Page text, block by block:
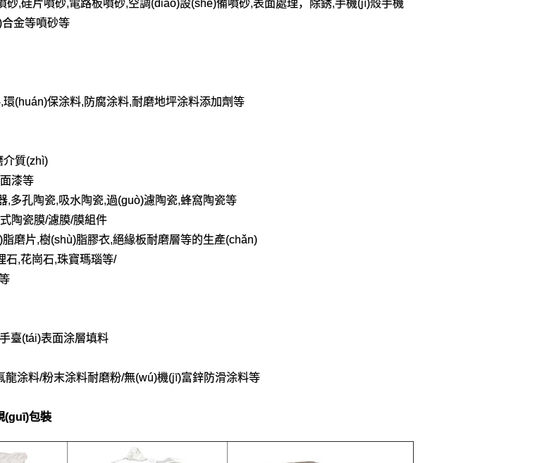
,硅片噴砂,電路板噴砂,空調(diào)設(shè)備噴砂,表面處理，除銹,手機(jī)殼手機
金等噴砂等
(huán)保涂料,防腐涂料,耐磨地坪涂料添加劑等
介質(zhì)
漆等
,多孔陶瓷,吸水陶瓷,過(guò)濾陶瓷,蜂窩陶瓷等
陶瓷膜/濾膜/膜組件
磨片,樹(shù)脂膠衣,絕緣板耐磨層等的生產(chǎn)
石,花崗石,珠寶瑪瑙等/
臺(tái)表面涂層填料
涂料/粉末涂料耐磨粉/無(wú)機(jī)富鋅防滑涂料等
(guī)包裝